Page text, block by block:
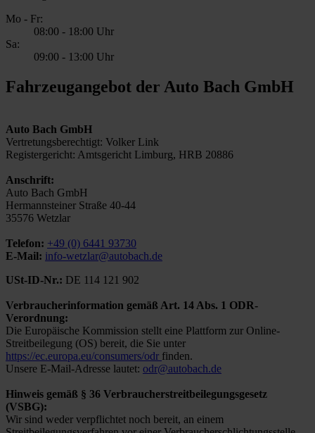
Mo - Fr:
08:00 - 18:00 Uhr
Sa:
09:00 - 13:00 Uhr
Fahrzeugangebot der Auto Bach GmbH
Auto Bach GmbH
Vertretungsberechtigt: Volker Link
Registergericht: Amtsgericht Limburg, HRB 20886
Anschrift:
Auto Bach GmbH
Hermannsteiner Straße 40-44
35576 Wetzlar
Telefon: +49 (0) 6441 93730
E-Mail: info-wetzlar@autobach.de
USt-ID-Nr.: DE 114 121 902
Verbraucherinformation gemäß Art. 14 Abs. 1 ODR-
Verordnung:
Die Europäische Kommission stellt eine Plattform zur Online-
Streitbeilegung (OS) bereit, die Sie unter
https://ec.europa.eu/consumers/odr finden.
Unsere E-Mail-Adresse lautet: odr@autobach.de
Hinweis gemäß § 36 Verbraucherstreitbeilegungsgesetz
(VSBG):
Wir sind weder verpflichtet noch bereit, an einem